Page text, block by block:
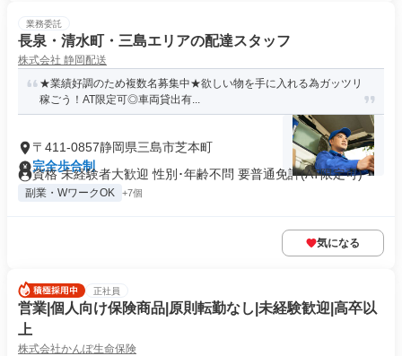
業務委託
長泉・清水町・三島エリアの配達スタッフ
株式会社 静岡配送
★業績好調のため複数名募集中★欲しい物を手に入れる為ガッツリ
稼ごう！AT限定可◎車両貸出有...
〒411-0857静岡県三島市芝本町
完全歩合制
資格 未経験者大歓迎 性別･年齢不問 要普通免許(AT限定可)
副業・WワークOK +7個
気になる
正社員
営業|個人向け保険商品|原則転勤なし|未経験歓迎|高卒以
上
株式会社かんぽ生命保険